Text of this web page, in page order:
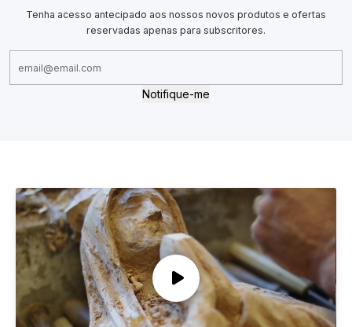
Tenha acesso antecipado aos nossos novos produtos e ofertas
reservadas apenas para subscritores.
Notifique-me